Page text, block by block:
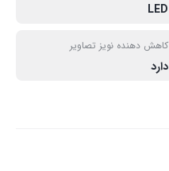
LED
کاهش دهنده نویز تصاویر
دارد